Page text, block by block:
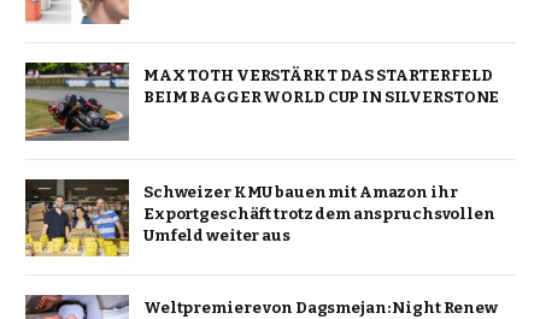
MAX TOTH VERSTÄRKT DAS STARTERFELD
BEIM BAGGER WORLD CUP IN SILVERSTONE
Schweizer KMU bauen mit Amazon ihr
Exportgeschäft trotz dem anspruchsvollen
Umfeld weiter aus
Weltpremiere von Dagsmejan: Night Renew